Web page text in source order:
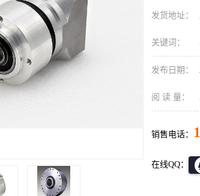
发货地址：
关键词：
发布日期：
阅 读 量：
销售电话：
在线QQ：